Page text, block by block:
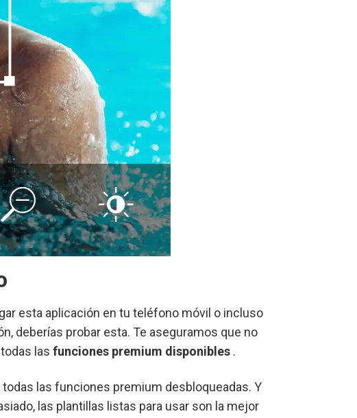
esta aplicación en tu teléfono móvil o incluso
deberías probar esta. Te aseguramos que no
las funciones premium disponibles .
las funciones premium desbloqueadas. Y
las plantillas listas para usar son la mejor